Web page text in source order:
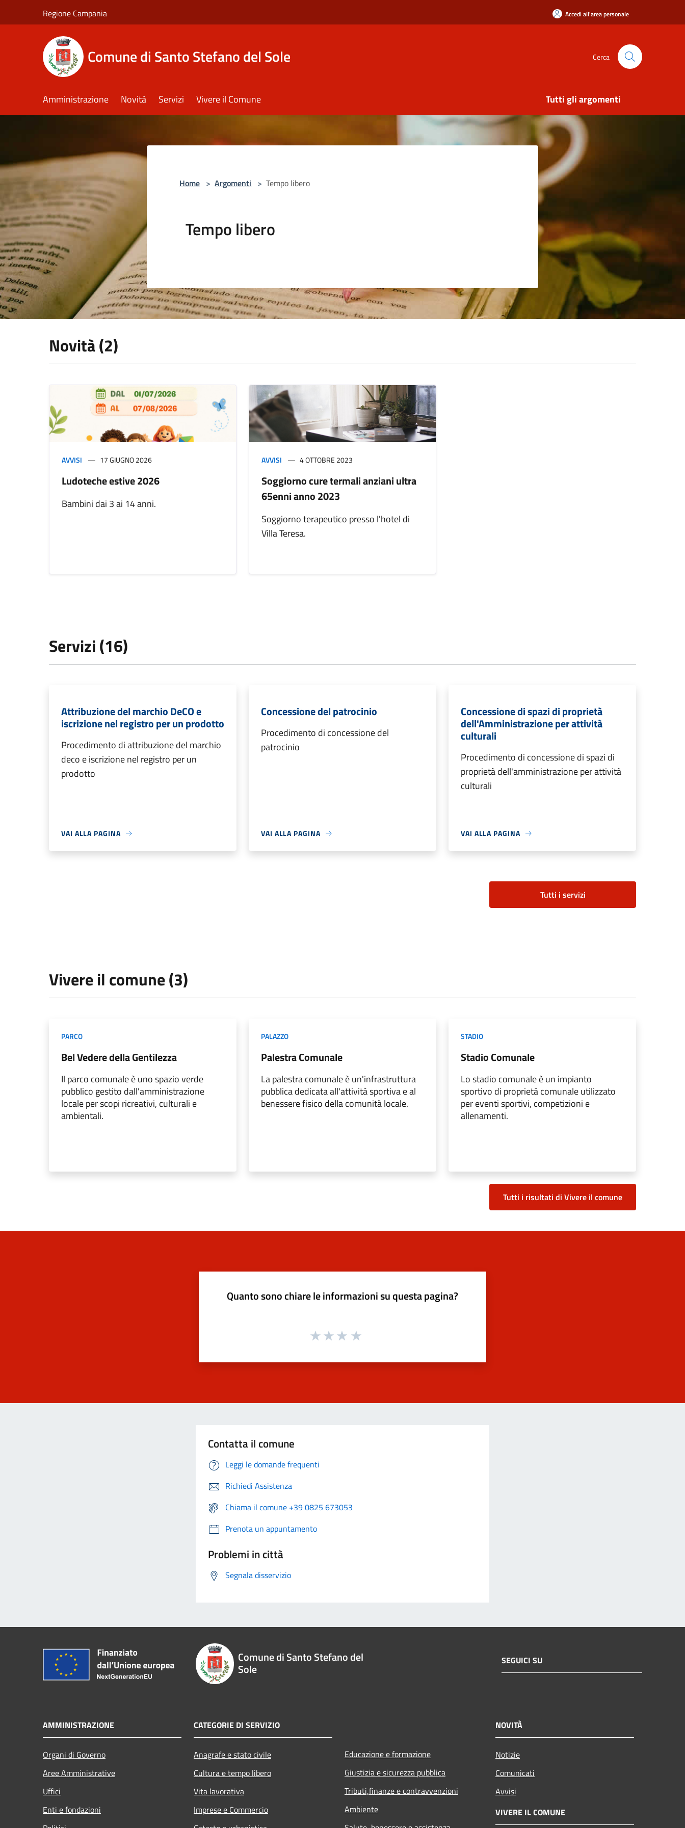
Regione Campania Accedi all'area personale
Comune di Santo Stefano del Sole Cerca
Amministrazione Novità Servizi Vivere il Comune Tutti gli argomenti
Home > Argomenti > Tempo libero
Tempo libero
Novità (2)
AVVISI 17 GIUGNO 2026
Ludoteche estive 2026
Bambini dai 3 ai 14 anni.
AVVISI 4 OTTOBRE 2023
Soggiorno cure termali anziani ultra
65enni anno 2023
Soggiorno terapeutico presso l'hotel di
Villa Teresa.
Servizi (16)
Attribuzione del marchio DeCO e
iscrizione nel registro per un prodotto
Procedimento di attribuzione del marchio
deco e iscrizione nel registro per un
prodotto
VAI ALLA PAGINA
Concessione del patrocinio
Procedimento di concessione del
patrocinio
VAI ALLA PAGINA
Concessione di spazi di proprietà
dell'Amministrazione per attività
culturali
Procedimento di concessione di spazi di
proprietà dell'amministrazione per attività
culturali
VAI ALLA PAGINA
Tutti i servizi
Vivere il comune (3)
PARCO
Bel Vedere della Gentilezza
Il parco comunale è uno spazio verde
pubblico gestito dall'amministrazione
locale per scopi ricreativi, culturali e
ambientali.
PALAZZO
Palestra Comunale
La palestra comunale è un'infrastruttura
pubblica dedicata all'attività sportiva e al
benessere fisico della comunità locale.
STADIO
Stadio Comunale
Lo stadio comunale è un impianto
sportivo di proprietà comunale utilizzato
per eventi sportivi, competizioni e
allenamenti.
Tutti i risultati di Vivere il comune
Quanto sono chiare le informazioni su questa pagina?
Contatta il comune
Leggi le domande frequenti
Richiedi Assistenza
Chiama il comune +39 0825 673053
Prenota un appuntamento
Problemi in città
Segnala disservizio
Comune di Santo Stefano del
Sole
SEGUICI SU
AMMINISTRAZIONE
Organi di Governo
Aree Amministrative
Uffici
Enti e fondazioni
CATEGORIE DI SERVIZIO
Anagrafe e stato civile
Cultura e tempo libero
Vita lavorativa
Imprese e Commercio
Educazione e formazione
Giustizia e sicurezza pubblica
Tributi,finanze e contravvenzioni
Ambiente
NOVITÀ
Notizie
Comunicati
Avvisi
VIVERE IL COMUNE